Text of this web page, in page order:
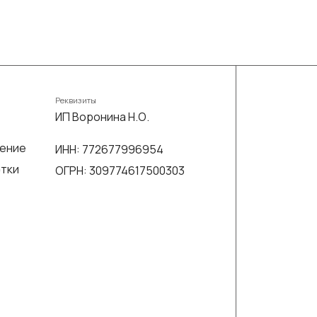
Реквизиты
ИП Воронина Н.О.
ИНН: 772677996954
ОГРН: 309774617500303